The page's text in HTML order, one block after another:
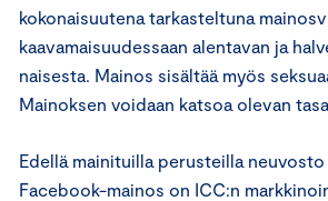
kokonaisuutena tarkasteltuna
kaavamaisuudessaan alentavan ja
naisesta. Mainos sisältää myös
Mainoksen voidaan katsoa olevan
Edellä mainituilla perusteilla
Facebook-mainos on ICC:n